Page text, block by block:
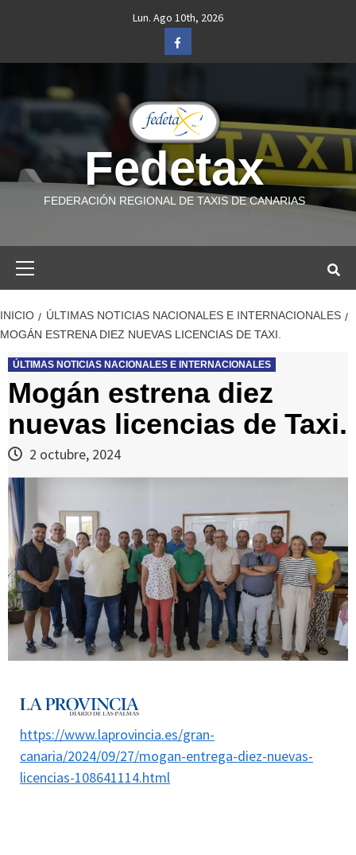
Lun. Ago 10th, 2026
Facebook
Fedetax
FEDERACIÓN REGIONAL DE TAXIS DE CANARIAS
INICIO
ÚLTIMAS NOTICIAS NACIONALES E INTERNACIONALES
MOGÁN ESTRENA DIEZ NUEVAS LICENCIAS DE TAXI.
ÚLTIMAS NOTICIAS NACIONALES E INTERNACIONALES
Mogán estrena diez
nuevas licencias de Taxi.
2 octubre, 2024
https://www.laprovincia.es/gran-
canaria/2024/09/27/mogan-entrega-diez-nuevas-
licencias-108641114.html